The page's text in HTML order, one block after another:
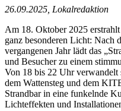
26.09.2025, Lokalredaktion
Am 18. Oktober 2025
ganz besonderen Licht: Nach
vergangenen Jahr lädt das
und Besucher zu einem
Von 18 bis 22 Uhr verwandelt
dem Wattensteg und dem
Strandbar in eine funkelnde
Lichteffekten und